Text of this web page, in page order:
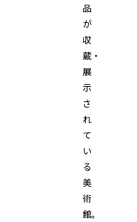
品
が
収
蔵・
展
示
さ
れ
て
い
る
美
術
館。